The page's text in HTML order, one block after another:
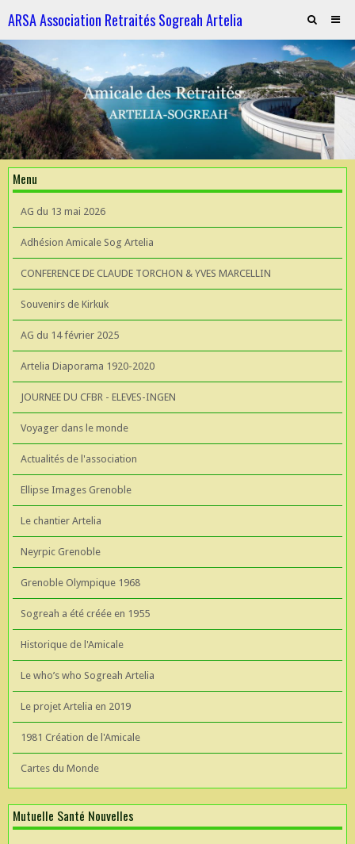
ARSA Association Retraités Sogreah Artelia
Invitation au repas le 21 novembre 2025
ARTELIA et l'Hydroélectricité
ARTELIA et l'Hydroélectricité
Souvenirs de KIrkuk
CONFERENCE DE CLAUDE TORCHON & YVES MARCELLIN A L'UIAD
AG 2026 du 13 mai
Menu
AG du 13 mai 2026
Adhésion Amicale Sog Artelia
CONFERENCE DE CLAUDE TORCHON & YVES MARCELLIN
Souvenirs de Kirkuk
AG du 14 février 2025
Artelia Diaporama 1920-2020
JOURNEE DU CFBR - ELEVES-INGEN
Voyager dans le monde
Actualités de l'association
Ellipse Images Grenoble
Le chantier Artelia
Neyrpic Grenoble
Grenoble Olympique 1968
Sogreah a été créée en 1955
Historique de l'Amicale
Le who’s who Sogreah Artelia
Le projet Artelia en 2019
1981 Création de l'Amicale
Cartes du Monde
Mutuelle Santé Nouvelles